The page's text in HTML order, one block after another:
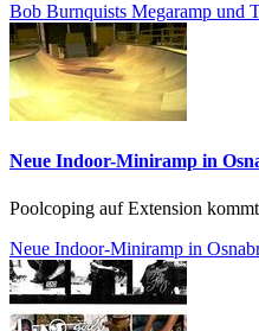
Bob Burnquists Megaramp und
Neue Indoor-Miniramp in
Poolcoping auf Extension
Neue Indoor-Miniramp in